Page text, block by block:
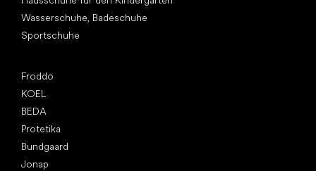
Wasserschuhe, Badeschuhe
Sportschuhe
Froddo
KOEL
BEDA
Protetika
Bundgaard
Jonap